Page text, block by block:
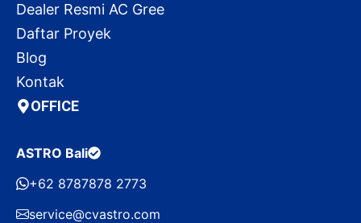
Dealer Resmi AC Gree
Daftar Proyek
Blog
Kontak
OFFICE
ASTRO Bali
+62 8787878 2773
service@cvastro.com